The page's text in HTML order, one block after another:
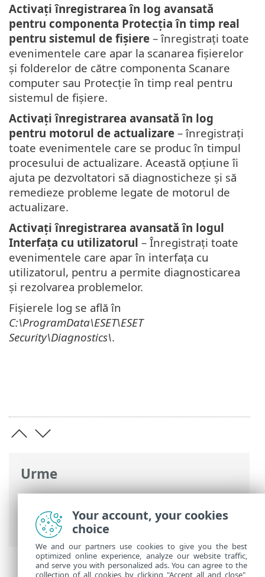
Urme
Ajutor online ESET>ESET Smart Security
Premium
>Setări avansate> Depanare >
Diagnostic
Activați înregistrarea în log avansată
pentru componenta Protecția în timp real
pentru sistemul de fișiere – înregistrați toate
evenimentele care apar la scanarea fișierelor
și folderelor de către componenta Scanare
computer sau Protecție în timp real pentru
sistemul de fișiere.
Activați înregistrarea avansată în log
pentru motorul de actualizare – înregistrați
toate evenimentele care se produc în timpul
procesului de actualizare. Această opțiune îi
ajuta pe dezvoltatori să diagnosticheze și să
remedieze probleme legate de motorul de
actualizare.
Activați înregistrarea avansată în logul
Interfața cu utilizatorul – Înregistrați toate
evenimentele care apar în interfața cu
utilizatorul, pentru a permite diagnosticarea
și rezolvarea problemelor.
Fișierele log se află în
C:\ProgramData\ESET\ESET
Security\Diagnostics\.
Your account, your cookies
choice
We and our partners use cookies to give you the best
optimized online experience, analyze our website traffic,
and serve you with personalized ads. You can agree to the
collection of all cookies by clicking "Accept all and close",